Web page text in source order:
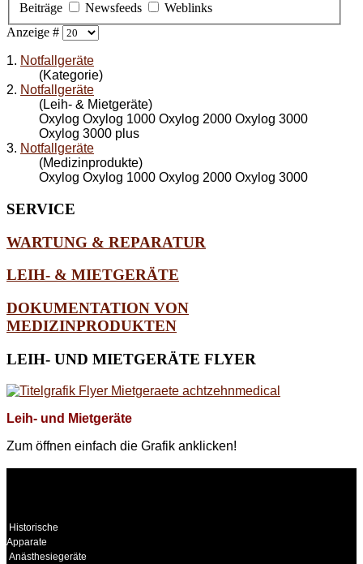
Beiträge
Newsfeeds
Weblinks
Anzeige #
1. Notfallgeräte
(Kategorie)
2. Notfallgeräte
(Leih- & Mietgeräte)
Oxylog Oxylog 1000 Oxylog 2000 Oxylog 3000
Oxylog 3000 plus
3. Notfallgeräte
(Medizinprodukte)
Oxylog Oxylog 1000 Oxylog 2000 Oxylog 3000
SERVICE
WARTUNG & REPARATUR
LEIH- & MIETGERÄTE
DOKUMENTATION VON
MEDIZINPRODUKTEN
LEIH- UND MIETGERÄTE FLYER
Leih- und Mietgeräte
Zum öffnen einfach die Grafik anklicken!
Historische
Apparate
Anästhesiegeräte